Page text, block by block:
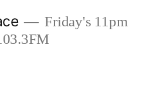
Friday's 11pm